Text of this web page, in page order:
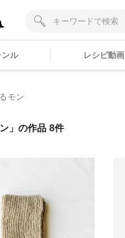
ンル レシピ動画
モン
」の作品 8件